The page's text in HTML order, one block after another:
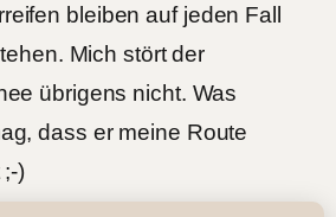
bleiben auf jeden Fall
Mich stört der
übrigens nicht. Was
dass er meine Route
)